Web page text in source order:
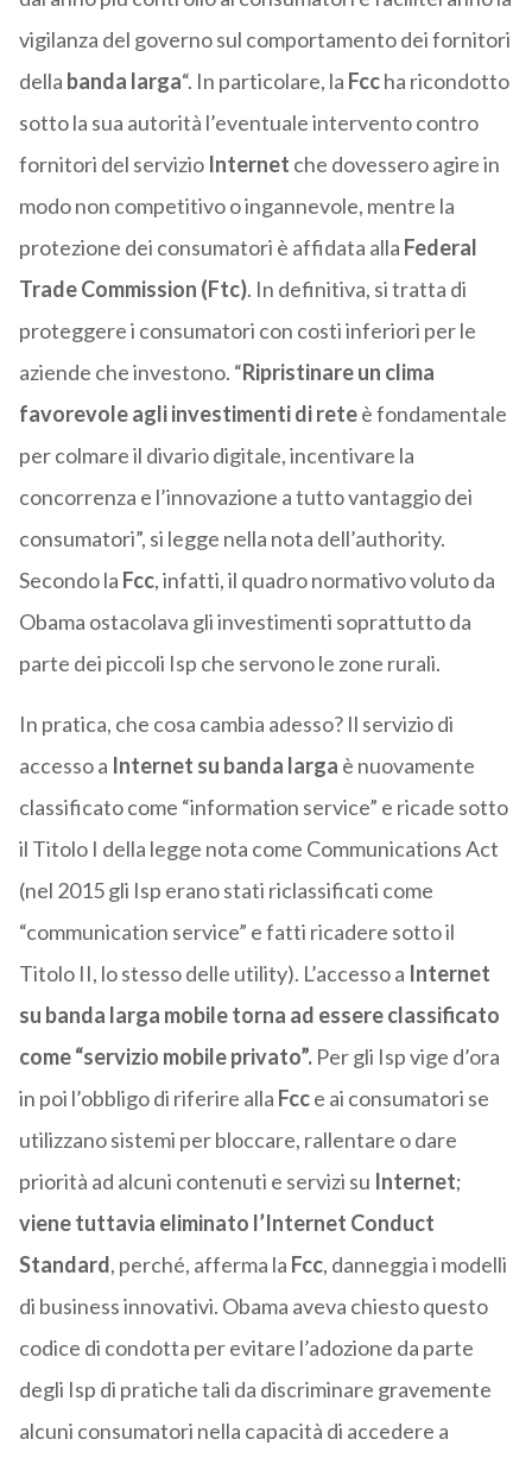
vigilanza del governo sul comportamento dei fornitori
della banda larga“. In particolare, la Fccha ricondotto
sotto la sua autorità l’eventuale intervento contro
fornitori del servizio Internet che dovessero agire in
modo non competitivo o ingannevole, mentre la
protezione dei consumatori è affidata alla Federal
Trade Commission (Ftc). In definitiva, si tratta di
proteggere i consumatori con costi inferiori per le
aziende che investono. “Ripristinare un clima
favorevole agli investimenti di reteè fondamentale
per colmare il divario digitale, incentivare la
concorrenza e l’innovazione a tutto vantaggio dei
consumatori”, si legge nella nota dell’authority.
Secondo la Fcc, infatti, il quadro normativo voluto da
Obama ostacolava gli investimenti soprattutto da
parte dei piccoli Isp che servono le zone rurali.
In pratica, che cosa cambia adesso? Il servizio di
accesso a Internet su banda larga è nuovamente
classificato come “information service” e ricade sotto
il Titolo I della legge nota come Communications Act
(nel 2015 gli Isp erano stati riclassificati come
“communication service” e fatti ricadere sotto il
Titolo II, lo stesso delle utility). L’accesso a Internet
su banda larga mobiletorna ad essere classificato
come “servizio mobile privato”.Per gli Isp vige d’ora
in poi l’obbligo di riferire alla Fcce ai consumatori se
utilizzano sistemi per bloccare, rallentare o dare
priorità ad alcuni contenuti e servizi su Internet;
viene tuttavia eliminato l’Internet Conduct
Standard, perché, afferma la Fcc, danneggia i modelli
di business innovativi. Obama aveva chiesto questo
codice di condotta per evitare l’adozione da parte
degli Isp di pratiche tali da discriminare gravemente
alcuni consumatori nella capacità di accedere a